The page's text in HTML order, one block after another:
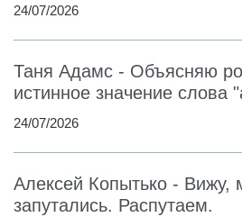
24/07/2026
Таня Адамс - Объясняю
истинное значение слова
24/07/2026
Алексей Копытько - Вижу,
запутались. Распутаем.